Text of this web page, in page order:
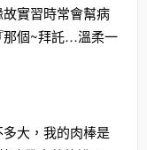
實習時常會幫病
那個~拜託…溫柔一
大，我的肉棒是